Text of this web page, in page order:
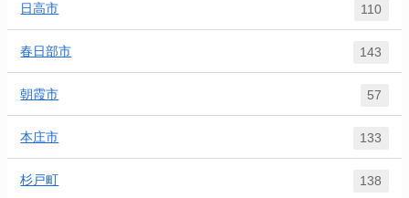
日高市 110
春日部市 143
朝霞市 57
本庄市 133
杉戸町 138